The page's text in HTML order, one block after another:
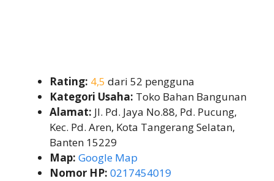
Rating: 4,5 dari 52 pengguna
Kategori Usaha: Toko Bahan Bangunan
Alamat: Jl. Pd. Jaya No.88, Pd. Pucung,
Kec. Pd. Aren, Kota Tangerang Selatan,
Banten 15229
Map: Google Map
Nomor HP: 0217454019